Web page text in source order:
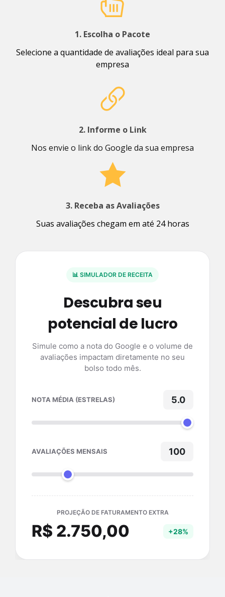
1. Escolha o Pacote
Selecione a quantidade de avaliações ideal para sua
empresa
2. Informe o Link
Nos envie o link do Google da sua empresa
3. Receba as Avaliações
Suas avaliações chegam em até 24 horas
📊 SIMULADOR DE RECEITA
Descubra seu
potencial de lucro
Simule como a nota do Google e o volume de
avaliações impactam diretamente no seu
bolso todo mês.
NOTA MÉDIA (ESTRELAS) 5.0
AVALIAÇÕES MENSAIS 100
PROJEÇÃO DE FATURAMENTO EXTRA
R$ 2.750,00 +28%